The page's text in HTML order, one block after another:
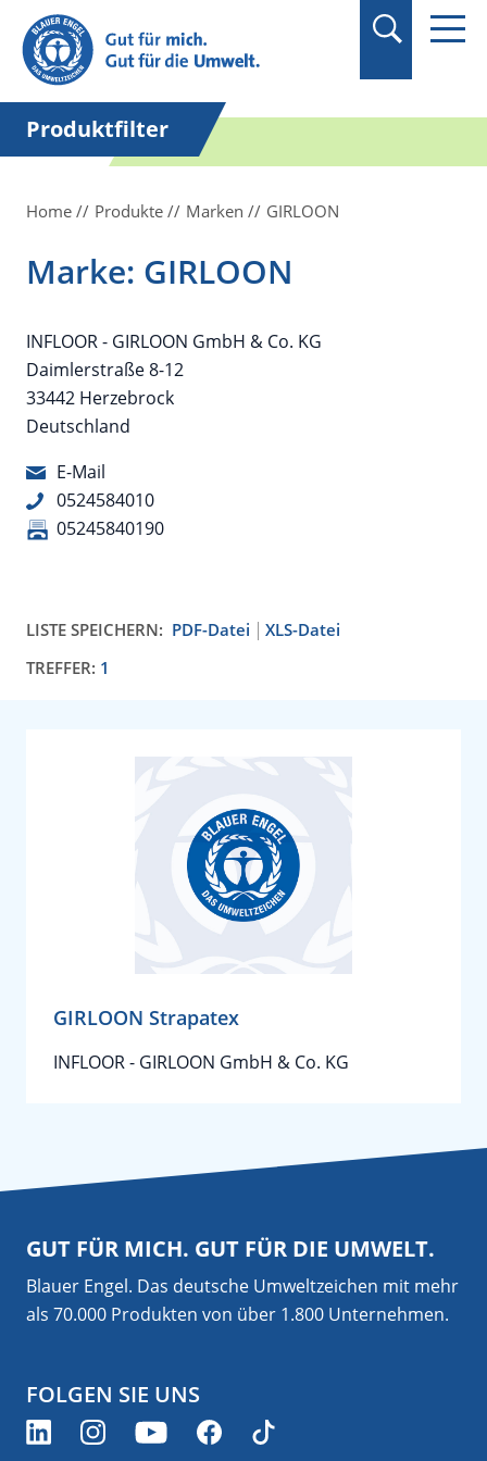
Suchbegriff in
Anführungszeichen
setzen.
Produktfilter
Home Produkte Marken GIRLOON
Marke: GIRLOON
INFLOOR - GIRLOON GmbH & Co. KG
Daimlerstraße 8-12
33442 Herzebrock
Deutschland
E-Mail
0524584010
05245840190
LISTE SPEICHERN: PDF-Datei
XLS-Datei
TREFFER: 1
GIRLOON Strapatex
INFLOOR - GIRLOON GmbH & Co. KG
GUT FÜR MICH. GUT FÜR DIE UMWELT.
Blauer Engel. Das deutsche Umweltzeichen mit mehr
als 70.000 Produkten von über 1.800 Unternehmen.
FOLGEN SIE UNS